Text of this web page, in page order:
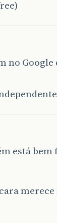
no Google
está bem